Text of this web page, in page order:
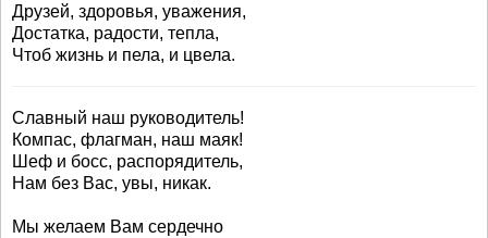
Друзей, здоровья, уважения,
Достатка, радости, тепла,
Чтоб жизнь и пела, и цвела.
Славный наш руководитель!
Компас, флагман, наш маяк!
Шеф и босс, распорядитель,
Нам без Вас, увы, никак.
Мы желаем Вам сердечно